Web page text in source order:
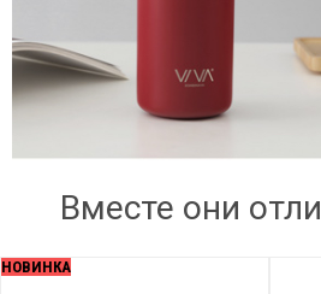
Вместе они
НОВИНКА